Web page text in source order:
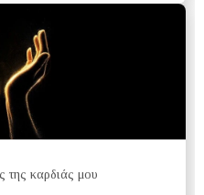
της καρδιάς μου